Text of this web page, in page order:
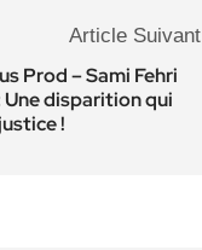
Article Suivant
Prod – Sami Fehri
disparition qui
!